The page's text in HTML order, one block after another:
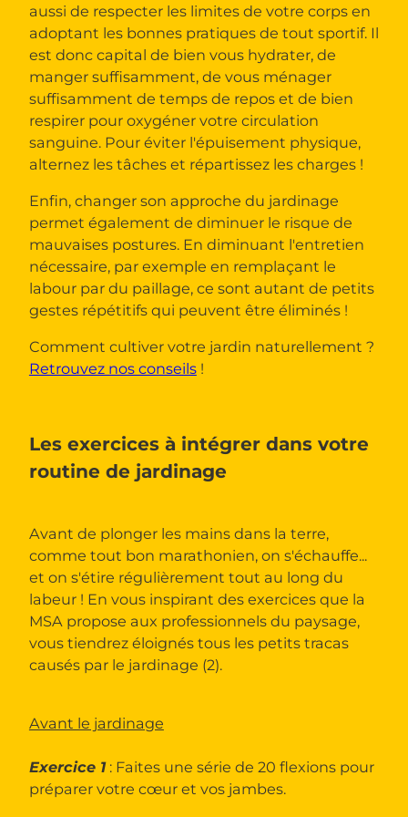
aussi de respecter les limites de votre corps en
adoptant les bonnes pratiques de tout sportif. Il
est donc capital de bien vous hydrater, de
manger suffisamment, de vous ménager
suffisamment de temps de repos et de bien
respirer pour oxygéner votre circulation
sanguine. Pour éviter l'épuisement physique,
alternez les tâches et répartissez les charges !
Enfin, changer son approche du jardinage
permet également de diminuer le risque de
mauvaises postures. En diminuant l'entretien
nécessaire, par exemple en remplaçant le
labour par du paillage, ce sont autant de petits
gestes répétitifs qui peuvent être éliminés !
Comment cultiver votre jardin naturellement ?
Retrouvez nos conseils!
Les exercices à intégrer dans votre
routine de jardinage
Avant de plonger les mains dans la terre,
comme tout bon marathonien, on s'échauffe...
et on s'étire régulièrement tout au long du
labeur ! En vous inspirant des exercices que la
MSA propose aux professionnels du paysage,
vous tiendrez éloignés tous les petits tracas
causés par le jardinage (2).
Avant le jardinage
Exercice 1: Faites une série de 20 flexions pour
préparer votre cœur et vos jambes.